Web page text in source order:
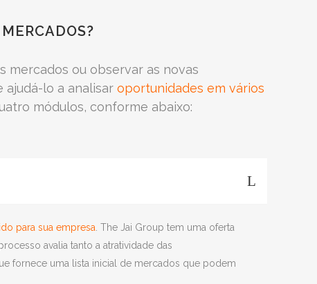
mercados ou observar as novas
ajudá-lo a analisar oportunidades em vários
módulos, conforme abaixo:
para sua empresa . The Jai Group tem uma oferta
avalia tanto a atratividade das
fornece uma lista inicial de mercados que podem